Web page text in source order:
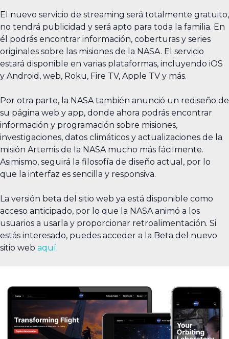
El nuevo servicio de streaming será totalmente gratuito,
no tendrá publicidad y será apto para toda la familia. En
él podrás encontrar información, coberturas y series
originales sobre las misiones de la NASA. El servicio
estará disponible en varias plataformas, incluyendo iOS
y Android, web, Roku, Fire TV, Apple TV y más.
Por otra parte, la NASA también anunció un rediseño de
su página web y app, donde ahora podrás encontrar
información y programación sobre misiones,
investigaciones, datos climáticos y actualizaciones de la
misión Artemis de la NASA mucho más fácilmente.
Asimismo, seguirá la filosofía de diseño actual, por lo
que la interfaz es sencilla y responsiva.
La versión beta del sitio web ya está disponible como
acceso anticipado, por lo que la NASA animó a los
usuarios a usarla y proporcionar retroalimentación. Si
estás interesado, puedes acceder a la Beta del nuevo
sitio web aquí.